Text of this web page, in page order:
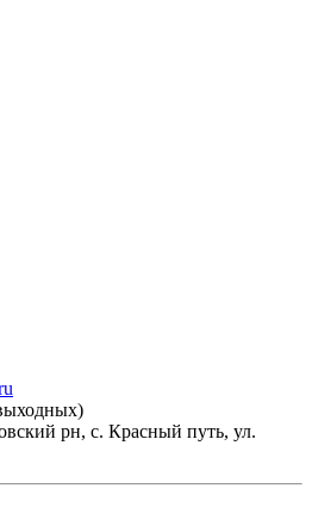
рн, с. Красный путь, ул.